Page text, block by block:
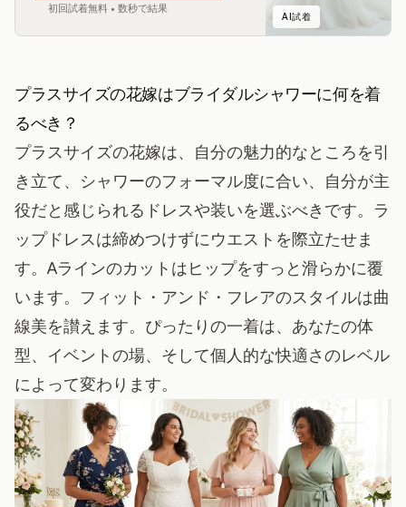
初回試着無料 • 数秒で結果
AI試着
プラスサイズの花嫁はブライダルシャワーに何を着
るべき？
プラスサイズの花嫁は、自分の魅力的なところを引
き立て、シャワーのフォーマル度に合い、自分が主
役だと感じられるドレスや装いを選ぶべきです。ラ
ップドレスは締めつけずにウエストを際立たせま
す。Aラインのカットはヒップをすっと滑らかに覆
います。フィット・アンド・フレアのスタイルは曲
線美を讃えます。ぴったりの一着は、あなたの体
型、イベントの場、そして個人的な快適さのレベル
によって変わります。